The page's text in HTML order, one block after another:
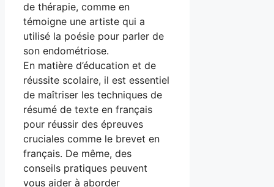
de thérapie, comme en
témoigne une artiste qui a
utilisé la poésie pour parler de
son endométriose.
En matière d’éducation et de
réussite scolaire, il est essentiel
de maîtriser les techniques de
résumé de texte en français
pour réussir des épreuves
cruciales comme le brevet en
français. De même, des
conseils pratiques peuvent
vous aider à aborder